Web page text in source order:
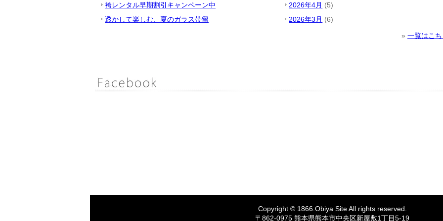
袴レンタル早期割引キャンペーン中
透かして楽しむ、夏のガラス帯留
2026年4月 (5)
2026年3月 (6)
» 一覧はこ
Copyright © 1866. Obiya Site All rights reserved.
〒862-0975 熊本県熊本市中央区新屋敷1丁目5-19